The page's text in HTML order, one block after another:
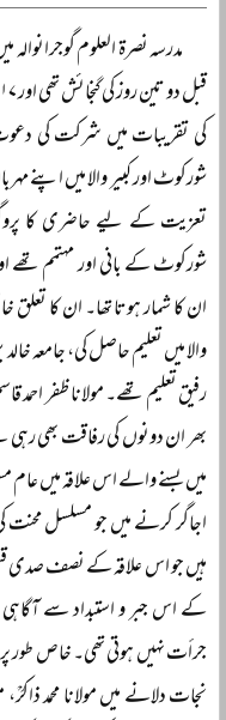
مدرسہ نصرۃ العلوم
کی تقریبات میں شرکت کی
شورکوٹ اور کبیر والا میں اپنے
تعزیت کے لیے حاضری کا
شورکوٹ کے بانی اور مہتمم تھے
ان کا شمار ہوتا تھا۔ ان کا تعلق
والا میں تعلیم حاصل کی، جامعہ
رفیق تعلیم تھے۔ مولانا ظفر احمد
بھر ان دونوں کی رفاقت بھی
میں بسنے والے اس علاقہ میں عام
اجاگر کرنے میں جو مسلسل محنت
ہیں جو اس علاقہ کے نصف صدی
کے اس جبر و استبداد سے
جرأت نہیں ہوتی تھی۔ خاص طور
نجات دلانے میں مولانا محمد ذاکرؒ،